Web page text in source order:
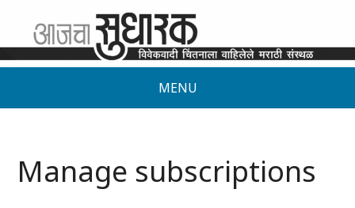
MENU
Manage subscriptions